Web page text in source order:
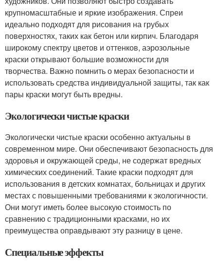
крупномасштабные и яркие изображения. Спреи
идеально подходят для рисования на грубых
поверхностях, таких как бетон или кирпич. Благодаря
широкому спектру цветов и оттенков, аэрозольные
краски открывают большие возможности для
творчества. Важно помнить о мерах безопасности и
использовать средства индивидуальной защиты, так как
пары краски могут быть вредны.
Экологически чистые краски
Экологически чистые краски особенно актуальны в
современном мире. Они обеспечивают безопасность для
здоровья и окружающей среды, не содержат вредных
химических соединений. Такие краски подходят для
использования в детских комнатах, больницах и других
местах с повышенными требованиями к экологичности.
Они могут иметь более высокую стоимость по
сравнению с традиционными красками, но их
преимущества оправдывают эту разницу в цене.
Специальные эффекты